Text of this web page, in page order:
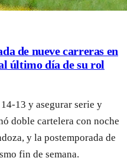
de nueve carreras en
último día de su rol
13 y asegurar serie y
doble cartelera con noche
y la postemporada de
fin de semana.